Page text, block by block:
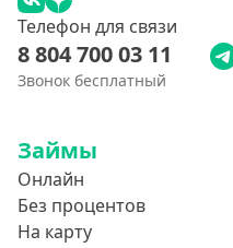
Телефон для связи
8 804 700 03 11
Звонок бесплатный
Займы
Онлайн
Без процентов
На карту